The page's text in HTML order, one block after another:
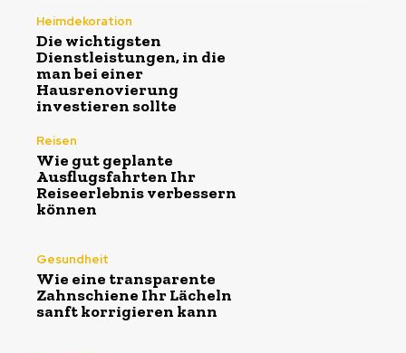
Heimdekoration
Die wichtigsten
Dienstleistungen, in die
man bei einer
Hausrenovierung
investieren sollte
Reisen
Wie gut geplante
Ausflugsfahrten Ihr
Reiseerlebnis verbessern
können
Gesundheit
Wie eine transparente
Zahnschiene Ihr Lächeln
sanft korrigieren kann